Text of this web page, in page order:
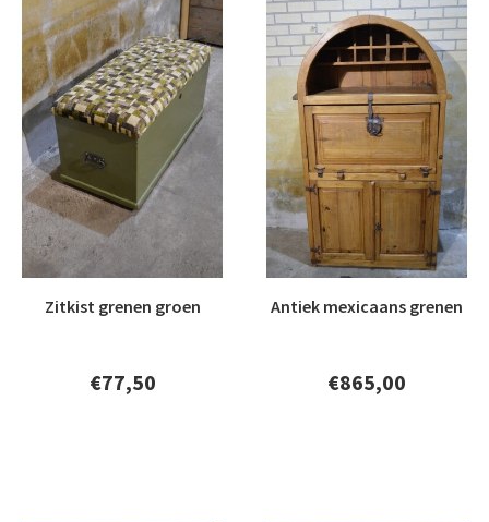
Zitkist grenen groen
€77,50
Antiek mexicaans grenen
€865,00